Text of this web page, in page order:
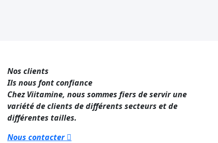
Nos clients
Ils nous font confiance
Chez Viitamine, nous sommes fiers de servir une
variété de clients de différents secteurs et de
différentes tailles.
Nous contacter